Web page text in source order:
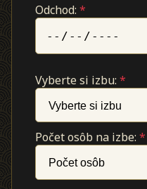
Odchod:*
Vyberte si izbu:*
Počet osôb na izbe:*